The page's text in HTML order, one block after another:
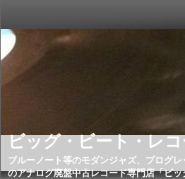
ビッグ・ビート・レ
ブルーノート等のモダンジャズ、プログ
のアナログ廃盤中古レコード専門店「ビ